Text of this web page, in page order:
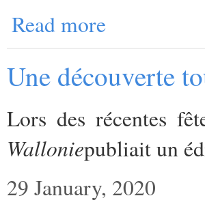
Read more
Une découverte
Lors des récentes
Walloniepubliait un
29 January, 2020